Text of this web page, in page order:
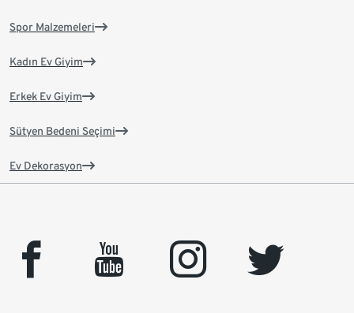
Spor Malzemeleri
Kadın Ev Giyim
Erkek Ev Giyim
Sütyen Bedeni Seçimi
Ev Dekorasyon
facebook youtube instagram
twitter